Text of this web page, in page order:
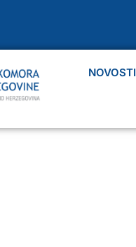
NOVOSTI